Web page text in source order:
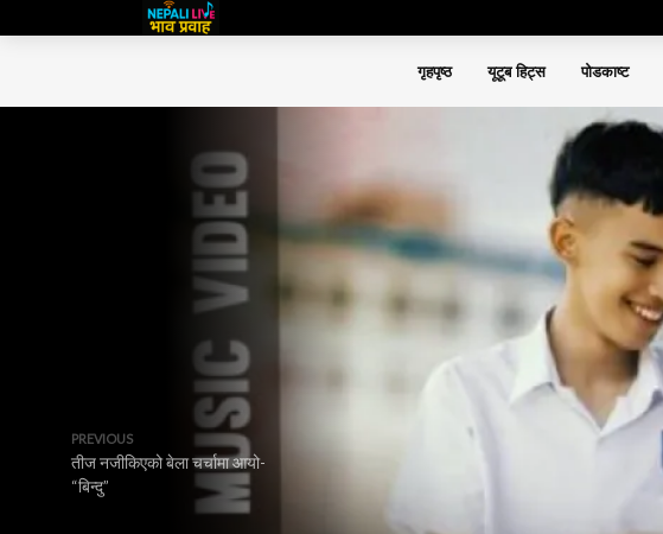
गृहपृष्ठ यूटूब हिट्स पोडकाष्ट
PREVIOUS
तीज नजीकिएको बेला चर्चामा आयो-
“बिन्दु”